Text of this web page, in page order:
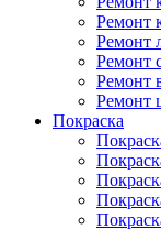
Ремонт
Ремонт
Ремонт
Ремонт
Ремонт
Покраска